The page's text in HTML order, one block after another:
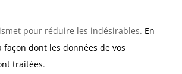
pour réduire les indésirables. En
dont les données de vos
traitées.